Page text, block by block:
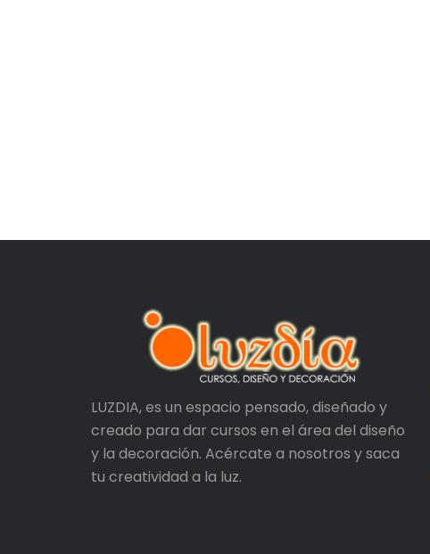
LUZDIA, es un espacio pensado, diseñado y
creado para dar cursos en el área del diseño
y la decoración. Acércate a nosotros y saca
tu creatividad a la luz.